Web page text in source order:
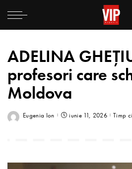
ADELINA
profesori care
Moldova
Eugenia Ion iunie 11, 2026 Timp